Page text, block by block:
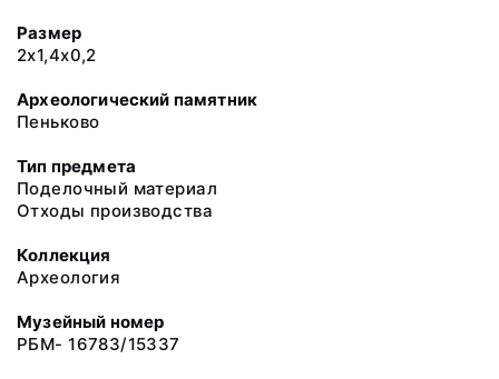
Размер
2х1,4х0,2
Археологический памятник
Пеньково
Тип предмета
Поделочный материал
Отходы производства
Коллекция
Археология
Музейный номер
РБМ- 16783/15337